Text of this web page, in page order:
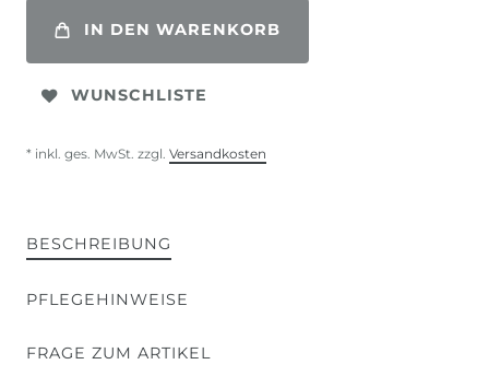
IN DEN WARENKORB
WUNSCHLISTE
* inkl. ges. MwSt. zzgl. Versandkosten
BESCHREIBUNG
PFLEGEHINWEISE
FRAGE ZUM ARTIKEL